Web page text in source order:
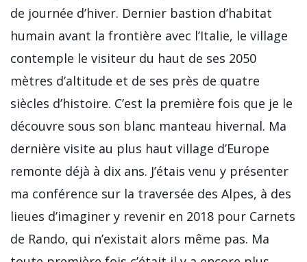
de journée d’hiver. Dernier bastion d’habitat
humain avant la frontière avec l’Italie, le village
contemple le visiteur du haut de ses 2050
mètres d’altitude et de ses près de quatre
siècles d’histoire. C’est la première fois que je le
découvre sous son blanc manteau hivernal. Ma
dernière visite au plus haut village d’Europe
remonte déjà à dix ans. J’étais venu y présenter
ma conférence sur la traversée des Alpes, à des
lieues d’imaginer y revenir en 2018 pour Carnets
de Rando, qui n’existait alors même pas. Ma